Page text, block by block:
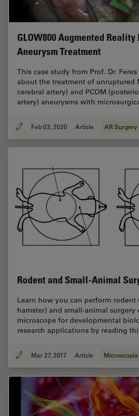
GLOW800 Augmented
Aneurysm Treatment
This case study from Prof. Dr.
about the treatment of unruptured
cerebral artery) and PCOM
artery) aneurysms with
Feb 03, 2020 Article AR Surgery
Rodent and Small-Animal
Learn how you can perform rodent
hamster) and small-animal
microscope for developmental
research applications by reading
Mar 27, 2017 Article